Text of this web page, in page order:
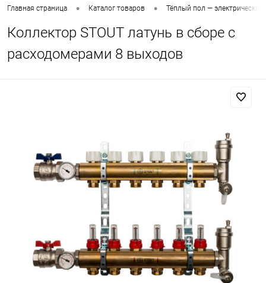
Главная страница • Каталог товаров • Тёплый пол —
Коллектор STOUT латунь в сборе с
расходомерами 8 выходов